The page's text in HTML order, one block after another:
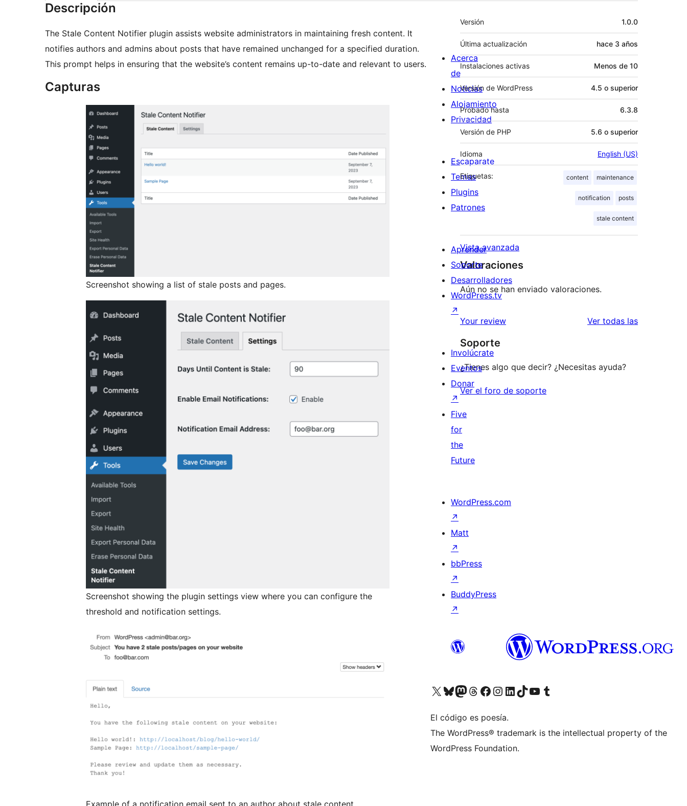
Descripción
The Stale Content Notifier plugin assists website administrators in maintaining fresh content. It
notifies authors and admins about posts that have remained unchanged for a specified duration.
This prompt helps in ensuring that the website’s content remains up-to-date and relevant to users.
Capturas
Screenshot showing a list of stale posts and pages.
Screenshot showing the plugin settings view where you can configure the
threshold and notification settings.
Meta
Versión 1.0.0
Última actualización hace 3 años
Instalaciones activas Menos de 10
Versión de WordPress 4.5 o superior
Probado hasta 6.3.8
Versión de PHP 5.6 o superior
Idioma English (US)
Etiquetas: content maintenance
notification posts
stale content
Vista avanzada
Valoraciones
Aún no se han enviado valoraciones.
Your review Ver todas lasvaloraciones
Soporte
¿Tienes algo que decir? ¿Necesitas ayuda?
Ver el foro de soporte
Acerca
de
Noticias
Alojamiento
Privacidad
Escaparate
Temas
Plugins
Patrones
Aprender
Soporte
Desarrolladores
WordPress.tv
↗
Involúcrate
Eventos
Donar
↗
Five
for
the
Future
WordPress.com
↗
Matt
↗
bbPress
↗
BuddyPress
↗
Visita nuestra cuenta de X (anteriormente Twitter)
Visita nuestra cuenta de Bluesky
Visita nuestra cuenta de Mastodon
Visita nuestra cuenta de Threads
Visita nuestra página de Facebook
Visita nuestra cuenta de Instagram
Visita nuestra cuenta de LinkedIn
Visita nuestra cuenta de TikTok
Visita nuestro canal de YouTube
Visita nuestra cuenta de Tumblr
El código es poesía.
The WordPress® trademark is the intellectual property of the
WordPress Foundation.